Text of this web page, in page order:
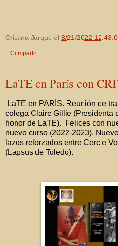
Cristina Jarque el 8/21/2022
Compartir
LaTE en París con
LaTE en PARÍS. Reunión de
colega Claire Gillie (Presidenta
honor de LaTE). Felices con
nuevo curso (2022-2023).
lazos reforzados entre Cercle
(Lapsus de Toledo).